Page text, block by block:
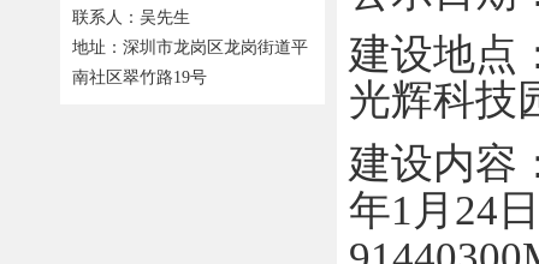
联系人：吴先生
地址：深圳市龙岗区龙岗街道平
南社区翠竹路19号
建设地点
光辉科技
建设内容
年1 月 24